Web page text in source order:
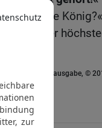
mächtige
Er ist der
Neuausgabe, ©